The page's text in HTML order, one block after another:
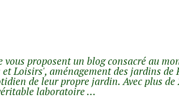
vous proposent un blog consacré au
Loisirs', aménagement des jardins de
de leur propre jardin. Avec plus de
laboratoire …